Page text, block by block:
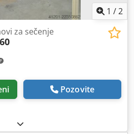
1 /2
za sečenje
Pozovite